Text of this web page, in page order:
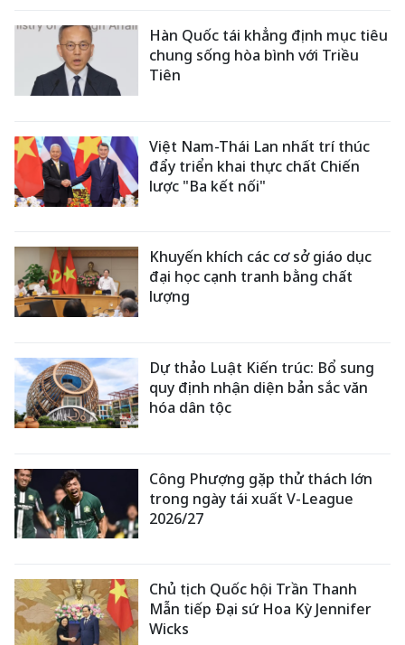
Hàn Quốc tái khẳng định mục tiêu
chung sống hòa bình với Triều
Tiên
Việt Nam-Thái Lan nhất trí thúc
đẩy triển khai thực chất Chiến
lược "Ba kết nối"
Khuyến khích các cơ sở giáo dục
đại học cạnh tranh bằng chất
lượng
Dự thảo Luật Kiến trúc: Bổ sung
quy định nhận diện bản sắc văn
hóa dân tộc
Công Phượng gặp thử thách lớn
trong ngày tái xuất V-League
2026/27
Chủ tịch Quốc hội Trần Thanh
Mẫn tiếp Đại sứ Hoa Kỳ Jennifer
Wicks